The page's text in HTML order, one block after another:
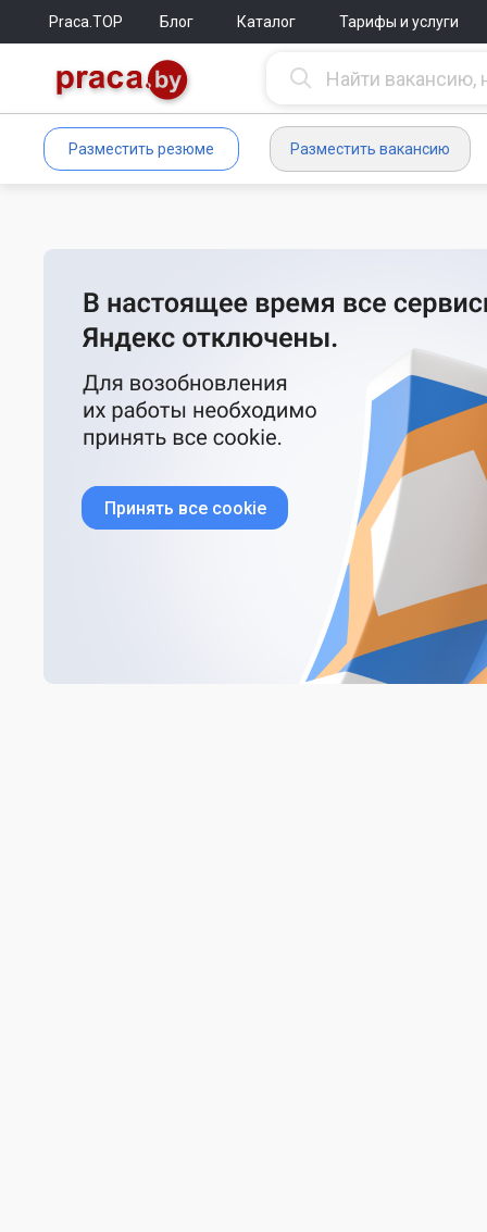
Praca.TOP Блог Каталог Тарифы и услуги
Разместить резюме Разместить вакансию
Принять все cookie